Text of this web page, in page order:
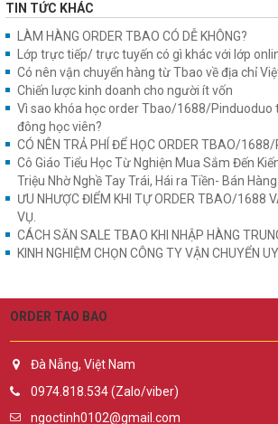
TIN TỨC KHÁC
LÀM HÀNG ORDER TBAO CÓ DỄ KHÔNG?
Lớp trực tiếp/ trực tuyến có gì khác với lớp
Có nên vận chuyển hàng từ Tbao về địa chỉ
Chiến lược kinh doanh cho người ít vốn
Vì sao khóa học order Tbao/1688/Pinduoduo
đông học viên?
CÓ NÊN TRẢ PHÍ ĐỂ HỌC ORDER TBAO/
Cô Giáo Tiểu Học Từ Nghiện Mua Sắm Đến
Triệu Nhờ Nghề Tay Trái, Hái ra Tiền- Bán Hàng
ƯU NHƯỢC ĐIỂM KHI TỰ ORDER TBAO/1688
VỤ.
CÁCH SĂN SALE TBAO KHI NHẬP HÀNG
KINH NGHIỆM CHỌN CÔNG TY VẬN CHUYỂN
ORDER TAO BAO
Đà Nẵng, Việt Nam
0974.818.534 (Zalo/viber)
ngoctinh0102@gmail.com